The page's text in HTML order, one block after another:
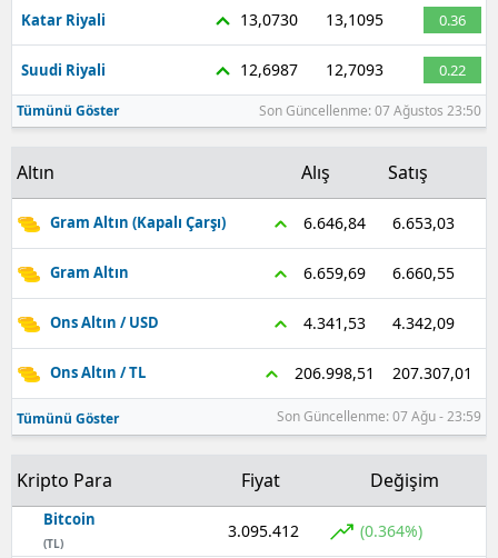
Katar Riyali 13,0730 13,1095 0.36
Suudi Riyali 12,6987 12,7093 0.22
Tümünü Göster Son Güncellenme: 07 Ağustos 23:50
Altın Alış Satış
Gram Altın (Kapalı Çarşı) 6.646,84 6.653,03
Gram Altın 6.659,69 6.660,55
Ons Altın / USD 4.341,53 4.342,09
Ons Altın / TL 206.998,51 207.307,01
Tümünü Göster Son Güncellenme: 07 Ağu - 23:59
Kripto Para Fiyat Değişim
Bitcoin
(TL)
3.095.412 (0.364%)